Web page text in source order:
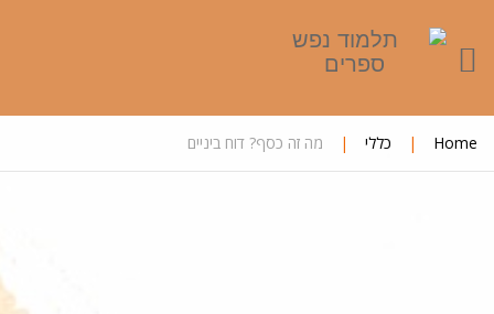
Home
| כללי | מה זה כסף? דוח ביניים